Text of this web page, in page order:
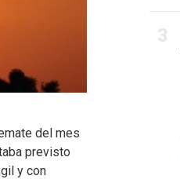
del mes
previsto
y con